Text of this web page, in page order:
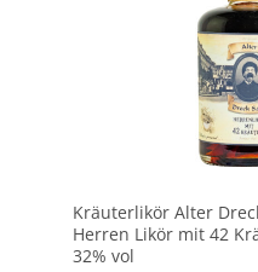
Kräuterlikör Alter
Herren Likör mit 42
32% vol